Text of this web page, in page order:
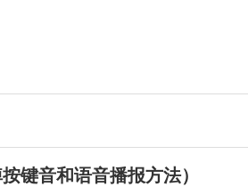
键音和语音播报方法）